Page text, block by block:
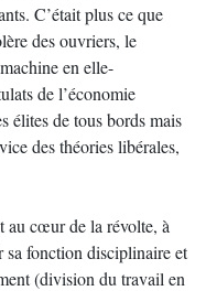
C’était plus ce que
des ouvriers, le
en elle-
de l’économie
élites de tous bords mais
des théories libérales,
au cœur de la révolte, à
sa fonction disciplinaire et
(division du travail en